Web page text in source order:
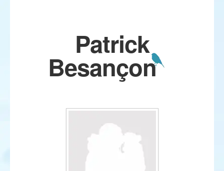
Patrick
Besançon